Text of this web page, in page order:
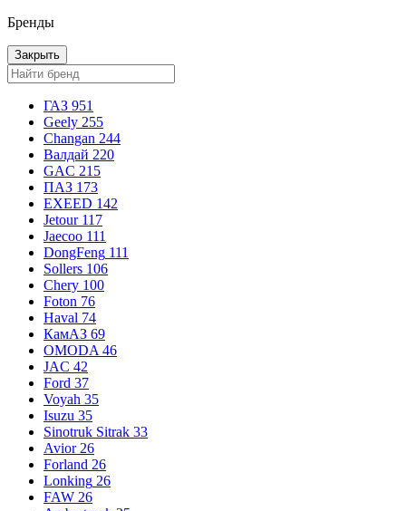
Бренды
Закрыть
ГАЗ 951
Geely 255
Changan 244
Валдай 220
GAC 215
ПАЗ 173
EXEED 142
Jetour 117
Jaecoo 111
DongFeng 111
Sollers 106
Chery 100
Foton 76
Haval 74
КамАЗ 69
OMODA 46
JAC 42
Ford 37
Voyah 35
Isuzu 35
Sinotruk Sitrak 33
Avior 26
Forland 26
Lonking 26
FAW 26